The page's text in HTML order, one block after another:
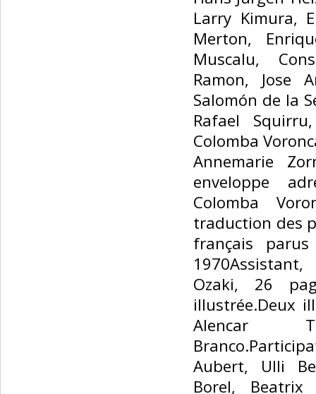
Larry Kimura,
Merton,
Muscalu,
Ramon, Jose
Salomón de la
Rafael
Colomba
Annemarie
enveloppe
Colomba
traduction des
français
Ozaki, 26
illustrée.Deux
Alencar
Aubert, Ulli
Borel, Beatrix